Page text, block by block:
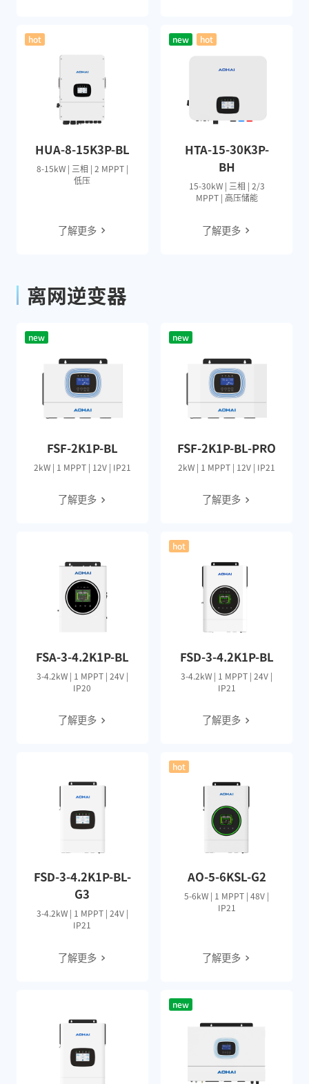
hot
HUA-8-15K3P-BL
8-15kW | 三相 | 2 MPPT |
低压
了解更多
new hot
HTA-15-30K3P-
BH
15-30kW | 三相 | 2/3
MPPT | 高压储能
了解更多
离网逆变器
new
FSF-2K1P-BL
2kW | 1 MPPT | 12V | IP21
了解更多
new
FSF-2K1P-BL-PRO
2kW | 1 MPPT | 12V | IP21
了解更多
FSA-3-4.2K1P-BL
3-4.2kW | 1 MPPT | 24V |
IP20
了解更多
hot
FSD-3-4.2K1P-BL
3-4.2kW | 1 MPPT | 24V |
IP21
了解更多
FSD-3-4.2K1P-BL-
G3
3-4.2kW | 1 MPPT | 24V |
IP21
了解更多
hot
AO-5-6KSL-G2
5-6kW | 1 MPPT | 48V |
IP21
了解更多
new